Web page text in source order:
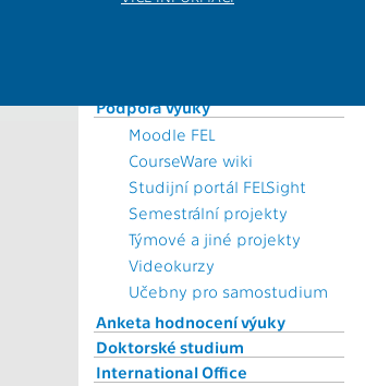
Časový plán ak. roku
Podpora výuky
Moodle FEL
CourseWare wiki
Studijní portál FELSight
Semestrální projekty
Týmové a jiné projekty
Videokurzy
Učebny pro samostudium
Anketa hodnocení výuky
Doktorské studium
International Office